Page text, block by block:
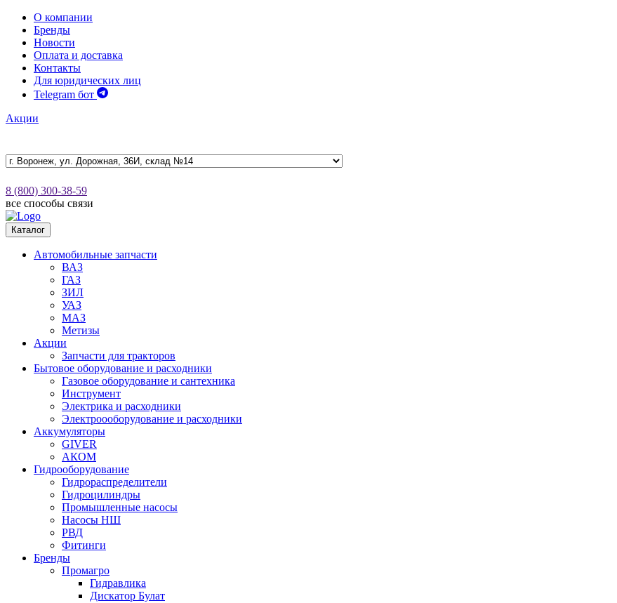
О компании
Бренды
Новости
Оплата и доставка
Контакты
Для юридических лиц
Telegram бот
Акции
8 (800) 300-38-59
все способы связи
Каталог
Автомобильные запчасти
ВАЗ
ГАЗ
ЗИЛ
УАЗ
МАЗ
Метизы
Акции
Запчасти для тракторов
Бытовое оборудование и расходники
Газовое оборудование и сантехника
Инструмент
Электрика и расходники
Электроооборудование и расходники
Аккумуляторы
GIVER
АКОМ
Гидрооборудование
Гидрораспределители
Гидроцилиндры
Промышленные насосы
Насосы НШ
РВД
Фитинги
Бренды
Промагро
Гидравлика
Дискатор Булат